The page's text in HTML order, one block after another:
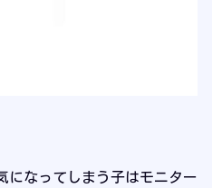
になってしまう子はモニター